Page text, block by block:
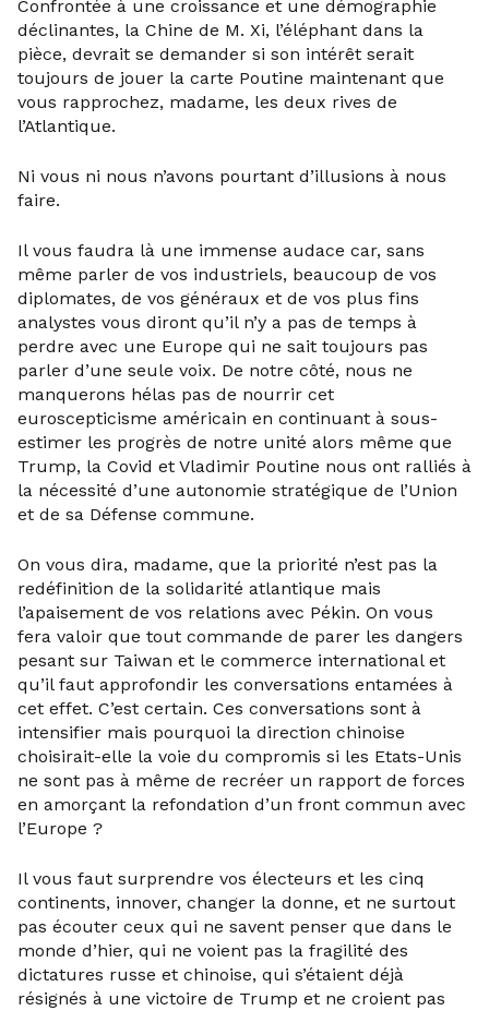
Confrontée à une croissance et une démographie
déclinantes, la Chine de M. Xi, l’éléphant dans la
pièce, devrait se demander si son intérêt serait
toujours de jouer la carte Poutine maintenant que
vous rapprochez, madame, les deux rives de
l’Atlantique.
Ni vous ni nous n’avons pourtant d’illusions à nous
faire.
Il vous faudra là une immense audace car, sans
même parler de vos industriels, beaucoup de vos
diplomates, de vos généraux et de vos plus fins
analystes vous diront qu’il n’y a pas de temps à
perdre avec une Europe qui ne sait toujours pas
parler d’une seule voix. De notre côté, nous ne
manquerons hélas pas de nourrir cet
euroscepticisme américain en continuant à sous-
estimer les progrès de notre unité alors même que
Trump, la Covid et Vladimir Poutine nous ont ralliés à
la nécessité d’une autonomie stratégique de l’Union
et de sa Défense commune.
On vous dira, madame, que la priorité n’est pas la
redéfinition de la solidarité atlantique mais
l’apaisement de vos relations avec Pékin. On vous
fera valoir que tout commande de parer les dangers
pesant sur Taiwan et le commerce international et
qu’il faut approfondir les conversations entamées à
cet effet. C’est certain. Ces conversations sont à
intensifier mais pourquoi la direction chinoise
choisirait-elle la voie du compromis si les Etats-Unis
ne sont pas à même de recréer un rapport de forces
en amorçant la refondation d’un front commun avec
l’Europe ?
Il vous faut surprendre vos électeurs et les cinq
continents, innover, changer la donne, et ne surtout
pas écouter ceux qui ne savent penser que dans le
monde d’hier, qui ne voient pas la fragilité des
dictatures russe et chinoise, qui s’étaient déjà
résignés à une victoire de Trump et ne croient pas